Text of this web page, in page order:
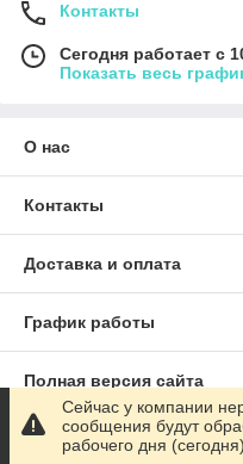
Контакты
Сегодня работает с
Показать весь
О нас
Контакты
Доставка и оплата
График работы
Полная версия сайта
Сайт создан на
Сейчас у компании
сообщения будут
рабочего дня (сегодня)